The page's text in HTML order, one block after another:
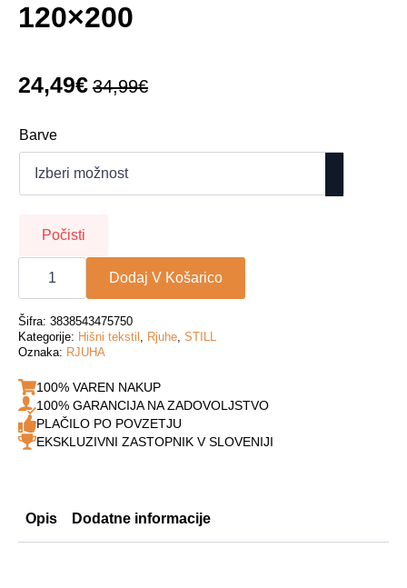
120×200
34,99€
Izvirna
cena
je
bila:
24,49€
Trenutna
cena
je:
24,49€.
Barve
Počisti
Jersey
rjuha
količina
Dodaj V Košarico
Šifra: 3838543475750
Kategorije: Hišni tekstil , Rjuhe, STILL
Oznaka: RJUHA
100% VAREN NAKUP
100% GARANCIJA NA ZADOVOLJSTVO
PLAČILO PO POVZETJU
EKSKLUZIVNI ZASTOPNIK V SLOVENIJI
Opis Dodatne informacije